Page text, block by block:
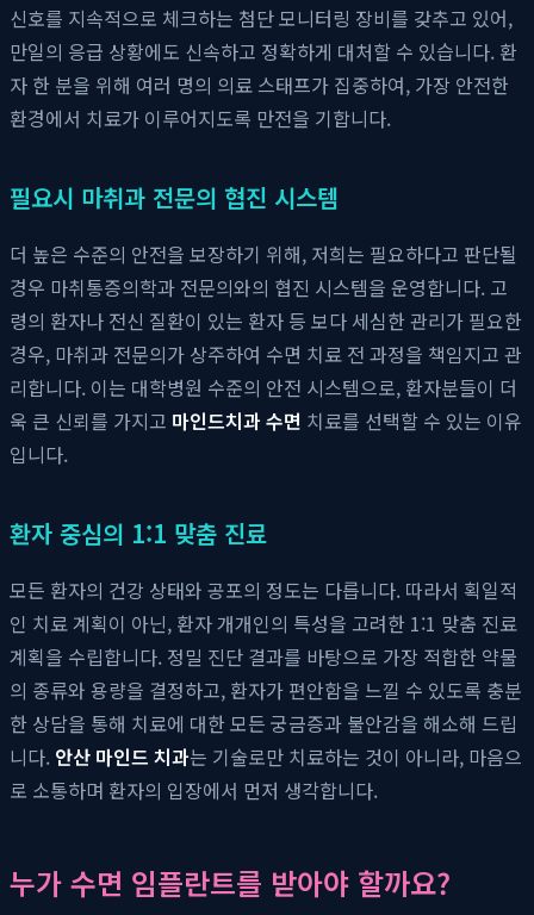
신호를 지속적으로 체크하는 첨단 모니터링 장비를 갖추고 있어,
만일의 응급 상황에도 신속하고 정확하게 대처할 수 있습니다. 환
자 한 분을 위해 여러 명의 의료 스태프가 집중하여, 가장 안전한
환경에서 치료가 이루어지도록 만전을 기합니다.
필요시 마취과 전문의 협진 시스템
더 높은 수준의 안전을 보장하기 위해, 저희는 필요하다고 판단될
경우 마취통증의학과 전문의와의 협진 시스템을 운영합니다. 고
령의 환자나 전신 질환이 있는 환자 등 보다 세심한 관리가 필요한
경우, 마취과 전문의가 상주하여 수면 치료 전 과정을 책임지고 관
리합니다. 이는 대학병원 수준의 안전 시스템으로, 환자분들이 더
욱 큰 신뢰를 가지고 마인드치과 수면 치료를 선택할 수 있는 이유
입니다.
환자 중심의 1:1 맞춤 진료
모든 환자의 건강 상태와 공포의 정도는 다릅니다. 따라서 획일적
인 치료 계획이 아닌, 환자 개개인의 특성을 고려한 1:1 맞춤 진료
계획을 수립합니다. 정밀 진단 결과를 바탕으로 가장 적합한 약물
의 종류와 용량을 결정하고, 환자가 편안함을 느낄 수 있도록 충분
한 상담을 통해 치료에 대한 모든 궁금증과 불안감을 해소해 드립
니다. 안산 마인드 치과는 기술로만 치료하는 것이 아니라, 마음으
로 소통하며 환자의 입장에서 먼저 생각합니다.
누가 수면 임플란트를 받아야 할까요?